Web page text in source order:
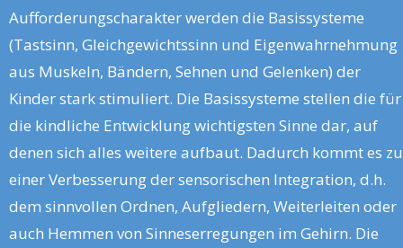
Aufforderungscharakter werden die Basissysteme
(Tastsinn, Gleichgewichtssinn und Eigenwahrnehmung
aus Muskeln, Bändern, Sehnen und Gelenken) der
Kinder stark stimuliert. Die Basissysteme stellen die für
die kindliche Entwicklung wichtigsten Sinne dar, auf
denen sich alles weitere aufbaut. Dadurch kommt es zu
einer Verbesserung der sensorischen Integration, d.h.
dem sinnvollen Ordnen, Aufgliedern, Weiterleiten oder
auch Hemmen von Sinneserregungen im Gehirn. Die